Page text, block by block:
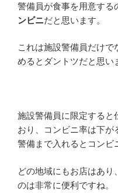
警備員が食事を用意する
ンビニだと思います。
これは施設警備員だけ
めるとダントツだと思い
施設警備員に限定すると
おり、コンビニ率は下
警備まで入れるとコンビ
どの地域にもお店はあり、
のは非常に便利ですね。